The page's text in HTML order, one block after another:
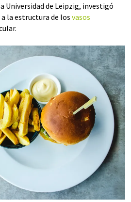
Universidad de Leipzig, investigó
la estructura de los vasos